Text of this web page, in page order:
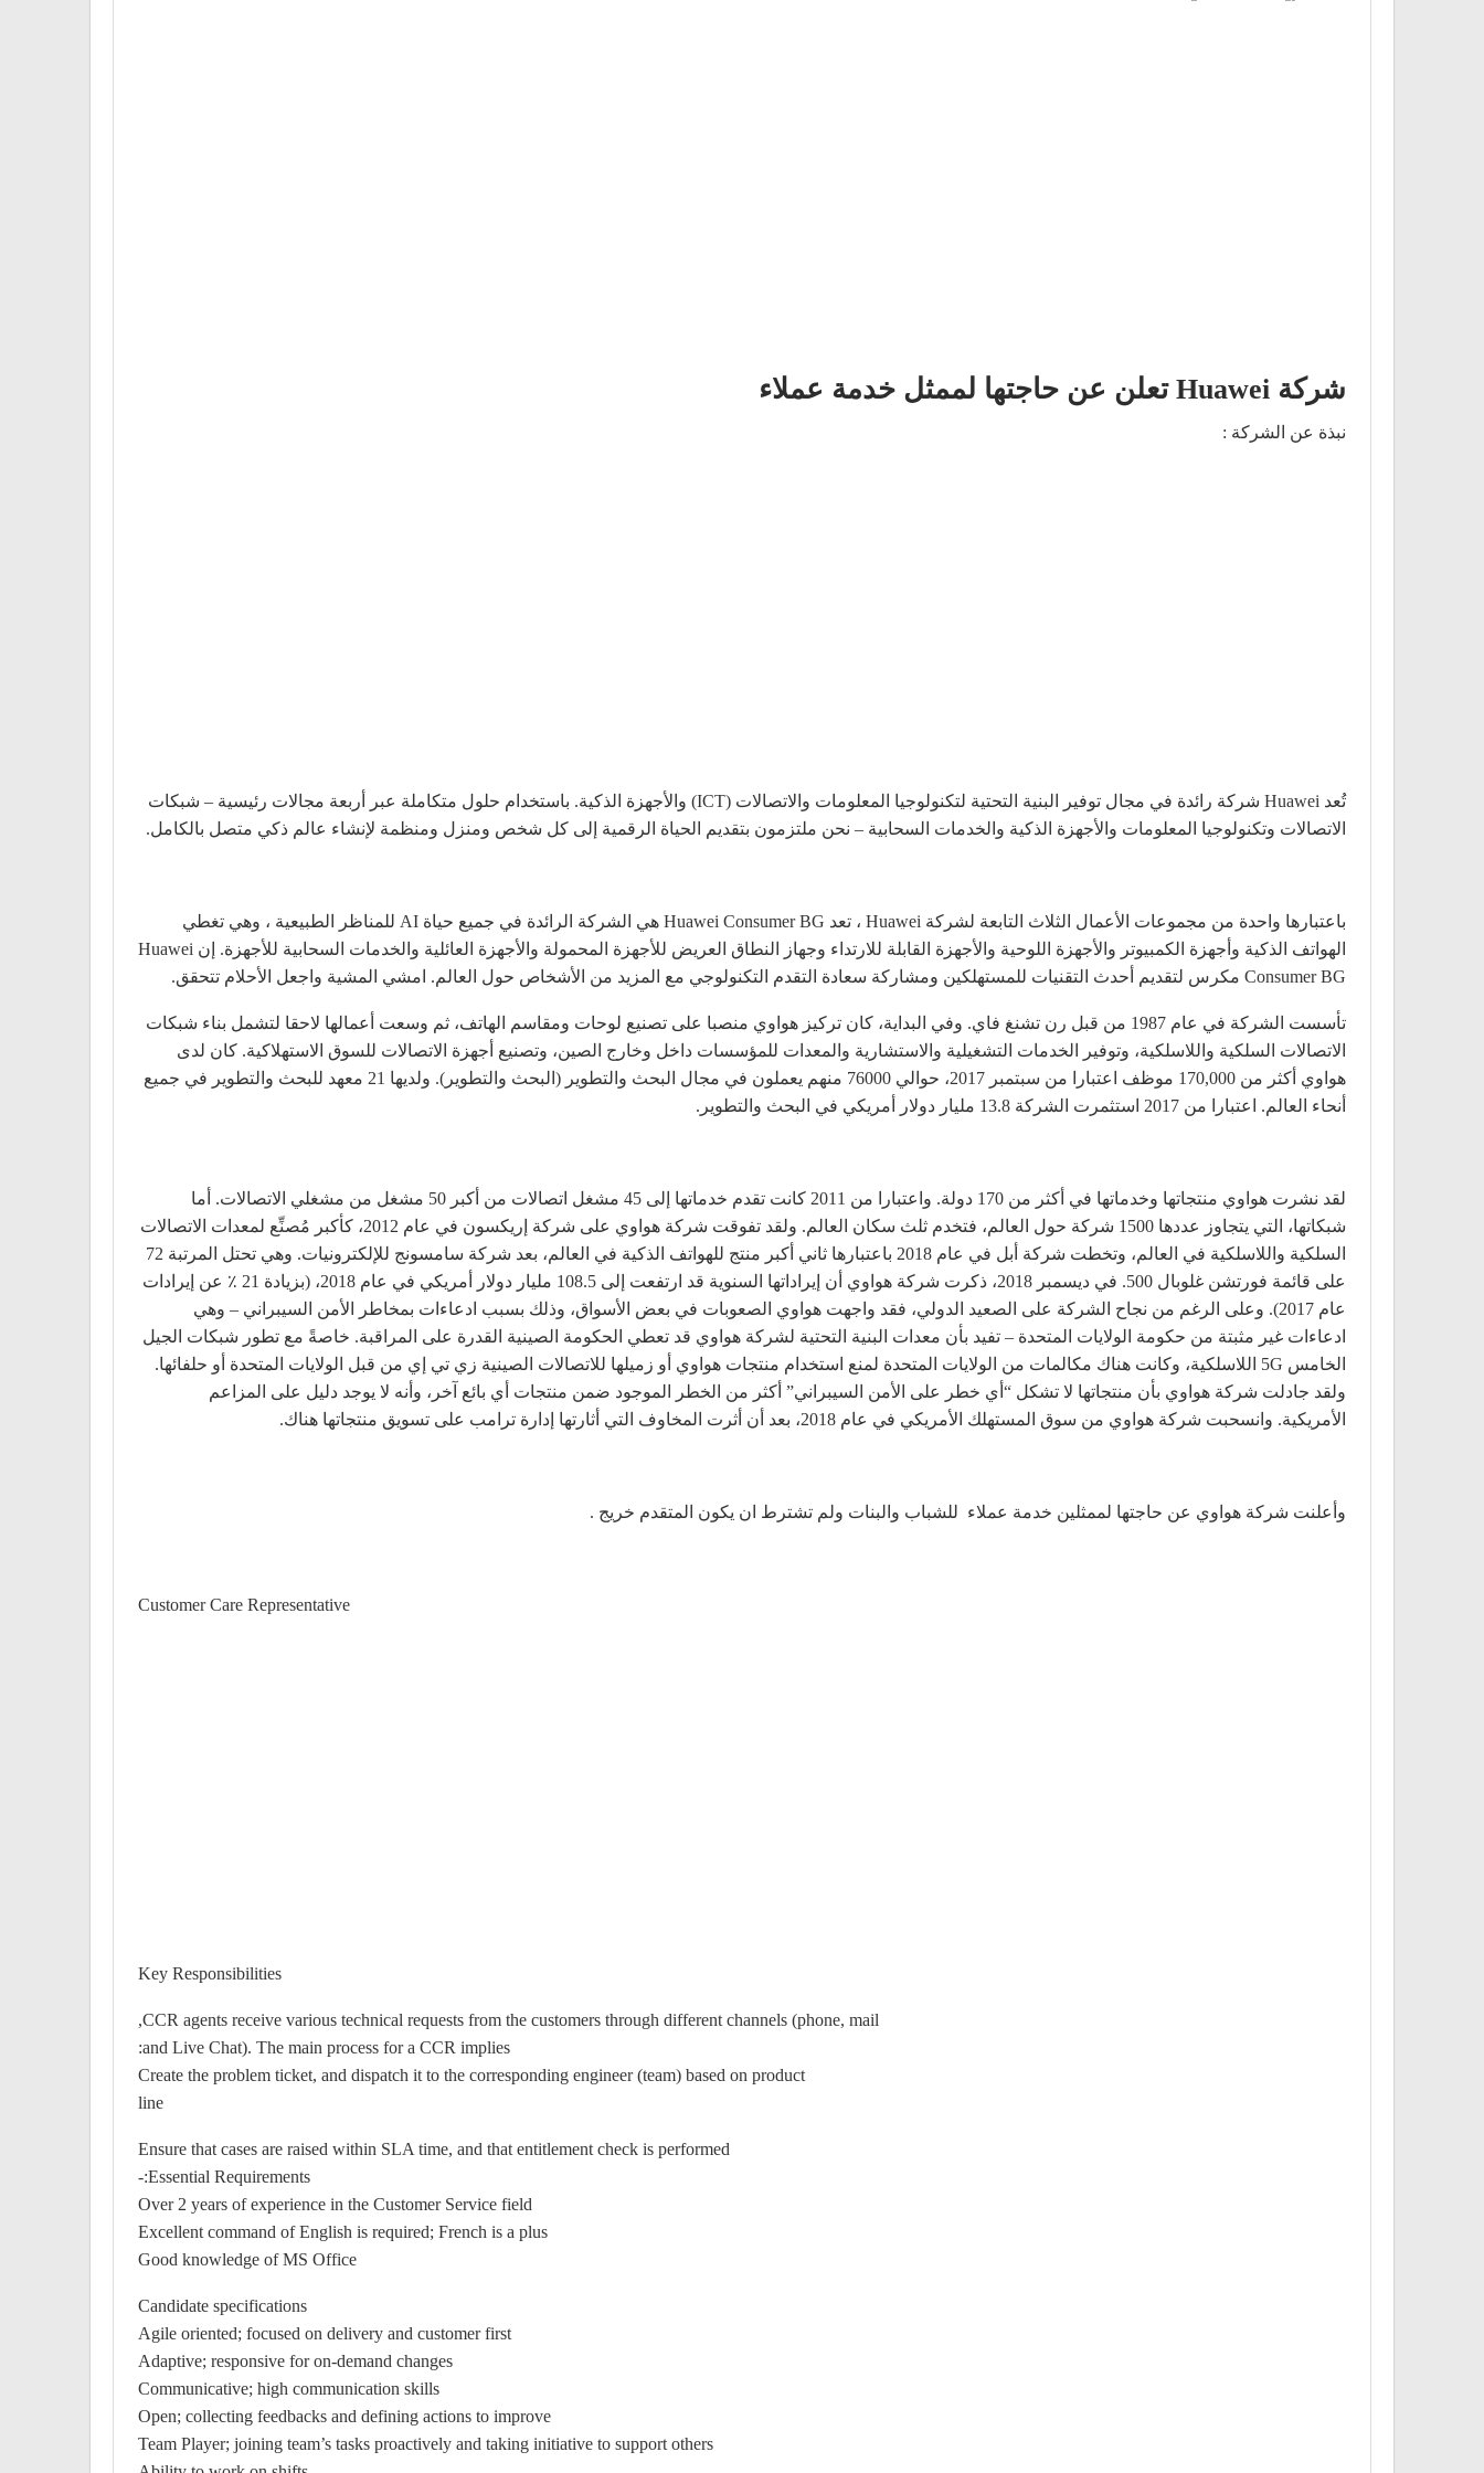
شركة Huawei تعلن عن حاجتها لممثل خدمة عملاء
نبذة عن الشركة :
تُعد Huawei شركة رائدة في مجال توفير البنية التحتية لتكنولوجيا المعلومات والاتصالات (ICT) والأجهزة الذكية. باستخدام حلول متكاملة عبر أربعة مجالات رئيسية – شبكات
الاتصالات وتكنولوجيا المعلومات والأجهزة الذكية والخدمات السحابية – نحن ملتزمون بتقديم الحياة الرقمية إلى كل شخص ومنزل ومنظمة لإنشاء عالم ذكي متصل بالكامل.
باعتبارها واحدة من مجموعات الأعمال الثلاث التابعة لشركة Huawei ، تعد Huawei Consumer BG هي الشركة الرائدة في جميع حياة AI للمناظر الطبيعية ، وهي تغطي
الهواتف الذكية وأجهزة الكمبيوتر والأجهزة اللوحية والأجهزة القابلة للارتداء وجهاز النطاق العريض للأجهزة المحمولة والأجهزة العائلية والخدمات السحابية للأجهزة. إن Huawei
Consumer BG مكرس لتقديم أحدث التقنيات للمستهلكين ومشاركة سعادة التقدم التكنولوجي مع المزيد من الأشخاص حول العالم. امشي المشية واجعل الأحلام تتحقق.
تأسست الشركة في عام 1987 من قبل رن تشنغ فاي. وفي البداية، كان تركيز هواوي منصبا على تصنيع لوحات ومقاسم الهاتف، ثم وسعت أعمالها لاحقا لتشمل بناء شبكات
الاتصالات السلكية واللاسلكية، وتوفير الخدمات التشغيلية والاستشارية والمعدات للمؤسسات داخل وخارج الصين، وتصنيع أجهزة الاتصالات للسوق الاستهلاكية. كان لدى
هواوي أكثر من 170,000 موظف اعتبارا من سبتمبر 2017، حوالي 76000 منهم يعملون في مجال البحث والتطوير (البحث والتطوير). ولديها 21 معهد للبحث والتطوير في جميع
أنحاء العالم. اعتبارا من 2017 استثمرت الشركة 13.8 مليار دولار أمريكي في البحث والتطوير.
لقد نشرت هواوي منتجاتها وخدماتها في أكثر من 170 دولة. واعتبارا من 2011 كانت تقدم خدماتها إلى 45 مشغل اتصالات من أكبر 50 مشغل من مشغلي الاتصالات. أما
شبكاتها، التي يتجاوز عددها 1500 شركة حول العالم، فتخدم ثلث سكان العالم. ولقد تفوقت شركة هواوي على شركة إريكسون في عام 2012، كأكبر مُصنِّع لمعدات الاتصالات
السلكية واللاسلكية في العالم، وتخطت شركة أبل في عام 2018 باعتبارها ثاني أكبر منتج للهواتف الذكية في العالم، بعد شركة سامسونج للإلكترونيات. وهي تحتل المرتبة 72
على قائمة فورتشن غلوبال 500. في ديسمبر 2018، ذكرت شركة هواوي أن إيراداتها السنوية قد ارتفعت إلى 108.5 مليار دولار أمريكي في عام 2018، (بزيادة 21 ٪ عن إيرادات
عام 2017). وعلى الرغم من نجاح الشركة على الصعيد الدولي، فقد واجهت هواوي الصعوبات في بعض الأسواق، وذلك بسبب ادعاءات بمخاطر الأمن السيبراني – وهي
ادعاءات غير مثبتة من حكومة الولايات المتحدة – تفيد بأن معدات البنية التحتية لشركة هواوي قد تعطي الحكومة الصينية القدرة على المراقبة. خاصةً مع تطور شبكات الجيل
الخامس 5G اللاسلكية، وكانت هناك مكالمات من الولايات المتحدة لمنع استخدام منتجات هواوي أو زميلها للاتصالات الصينية زي تي إي من قبل الولايات المتحدة أو حلفائها.
ولقد جادلت شركة هواوي بأن منتجاتها لا تشكل “أي خطر على الأمن السيبراني” أكثر من الخطر الموجود ضمن منتجات أي بائع آخر، وأنه لا يوجد دليل على المزاعم
الأمريكية. وانسحبت شركة هواوي من سوق المستهلك الأمريكي في عام 2018، بعد أن أثرت المخاوف التي أثارتها إدارة ترامب على تسويق منتجاتها هناك.
وأعلنت شركة هواوي عن حاجتها لممثلين خدمة عملاء للشباب والبنات ولم تشترط ان يكون المتقدم خريج .
Customer Care Representative
Key Responsibilities
CCR agents receive various technical requests from the customers through different channels (phone, mail,
and Live Chat). The main process for a CCR implies:
Create the problem ticket, and dispatch it to the corresponding engineer (team) based on product
line
Ensure that cases are raised within SLA time, and that entitlement check is performed
Essential Requirements:-
Over 2 years of experience in the Customer Service field
Excellent command of English is required; French is a plus
Good knowledge of MS Office
Candidate specifications
Agile oriented; focused on delivery and customer first
Adaptive; responsive for on-demand changes
Communicative; high communication skills
Open; collecting feedbacks and defining actions to improve
Team Player; joining team’s tasks proactively and taking initiative to support others